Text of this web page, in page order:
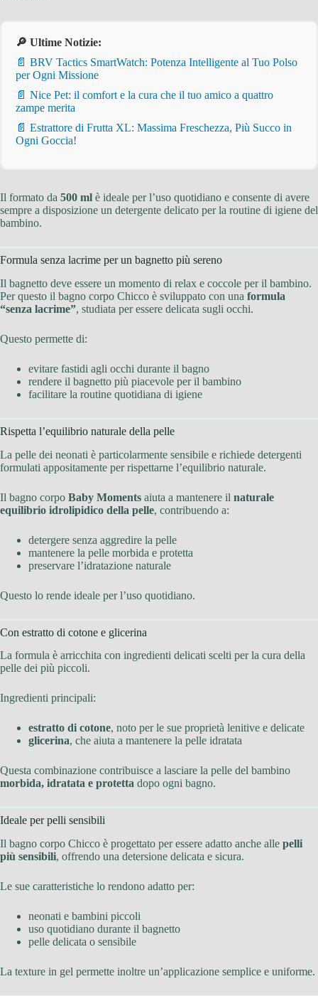
🔎 Ultime Notizie:
📄 BRV Tactics SmartWatch: Potenza Intelligente al Tuo Polso
per Ogni Missione
📄 Nice Pet: il comfort e la cura che il tuo amico a quattro
zampe merita
📄 Estrattore di Frutta XL: Massima Freschezza, Più Succo in
Ogni Goccia!
Il formato da 500 ml è ideale per l’uso quotidiano e consente di avere
sempre a disposizione un detergente delicato per la routine di igiene del
bambino.
Formula senza lacrime per un bagnetto più sereno
Il bagnetto deve essere un momento di relax e coccole per il bambino.
Per questo il bagno corpo Chicco è sviluppato con una formula
“senza lacrime”, studiata per essere delicata sugli occhi.
Questo permette di:
evitare fastidi agli occhi durante il bagno
rendere il bagnetto più piacevole per il bambino
facilitare la routine quotidiana di igiene
Rispetta l’equilibrio naturale della pelle
La pelle dei neonati è particolarmente sensibile e richiede detergenti
formulati appositamente per rispettarne l’equilibrio naturale.
Il bagno corpo Baby Moments aiuta a mantenere il naturale
equilibrio idrolipidico della pelle, contribuendo a:
detergere senza aggredire la pelle
mantenere la pelle morbida e protetta
preservare l’idratazione naturale
Questo lo rende ideale per l’uso quotidiano.
Con estratto di cotone e glicerina
La formula è arricchita con ingredienti delicati scelti per la cura della
pelle dei più piccoli.
Ingredienti principali:
estratto di cotone, noto per le sue proprietà lenitive e delicate
glicerina, che aiuta a mantenere la pelle idratata
Questa combinazione contribuisce a lasciare la pelle del bambino
morbida, idratata e protetta dopo ogni bagno.
Ideale per pelli sensibili
Il bagno corpo Chicco è progettato per essere adatto anche alle pelli
più sensibili, offrendo una detersione delicata e sicura.
Le sue caratteristiche lo rendono adatto per:
neonati e bambini piccoli
uso quotidiano durante il bagnetto
pelle delicata o sensibile
La texture in gel permette inoltre un’applicazione semplice e uniforme.